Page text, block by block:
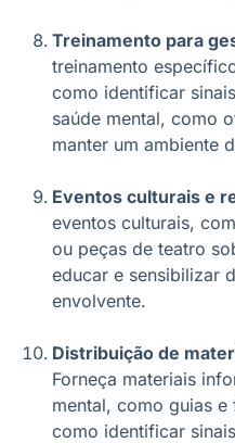
Treinamento para
treinamento
como identificar
saúde mental, como
manter um ambiente
Eventos culturais e
eventos culturais,
ou peças de teatro
educar e sensibilizar
envolvente.
Distribuição de
Forneça materiais
mental, como guias
como identificar